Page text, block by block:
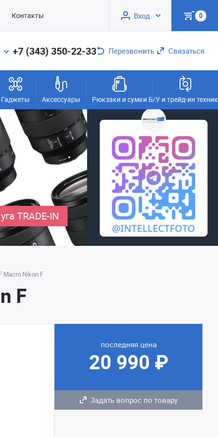
Контакты Вход 0
+7 (343) 350-22-33 Перезвонить Связаться
Гаджеты Аксессуары Рюкзаки и сумки Б/У и трейд-ин
TRADE-IN
Macro Nikon F
F
последняя цена
20 990 ₽
Задать вопрос по товару